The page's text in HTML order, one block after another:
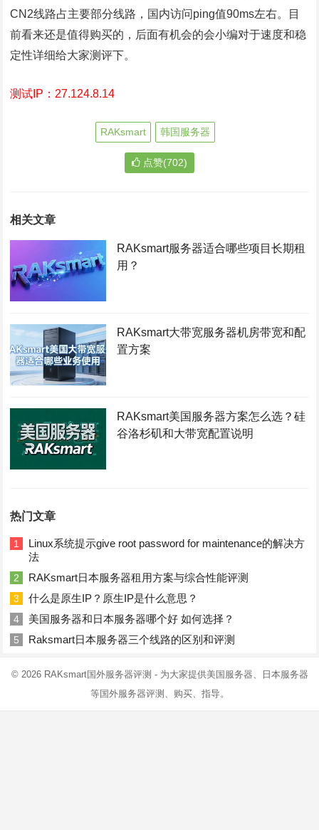
CN2线路占主要部分线路，国内访问ping值90ms左右。目
前看来还是值得购买的，后面有机会的会小编对于速度和稳
定性详细给大家测评下。
测试IP：27.124.8.14
RAKsmart 韩国服务器
点赞(702)
相关文章
RAKsmart服务器适合哪些项目长期租
用？
RAKsmart大带宽服务器机房带宽和配
置方案
RAKsmart美国服务器方案怎么选？硅
谷洛杉矶和大带宽配置说明
热门文章
1
Linux系统提示give root password for maintenance的解决方
法
2 RAKsmart日本服务器租用方案与综合性能评测
3 什么是原生IP？原生IP是什么意思？
4 美国服务器和日本服务器哪个好 如何选择？
5 Raksmart日本服务器三个线路的区别和评测
© 2026 RAKsmart国外服务器评测 - 为大家提供美国服务器、日本服务器
等国外服务器评测、购买、指导。